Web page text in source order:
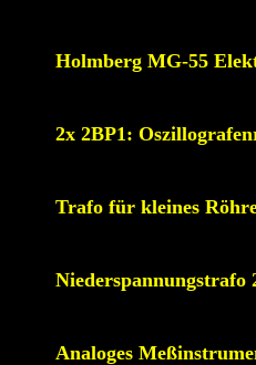
Holmberg MG-55
2x 2BP1:
Trafo für kleines
Niederspannungstrafo
Analoges